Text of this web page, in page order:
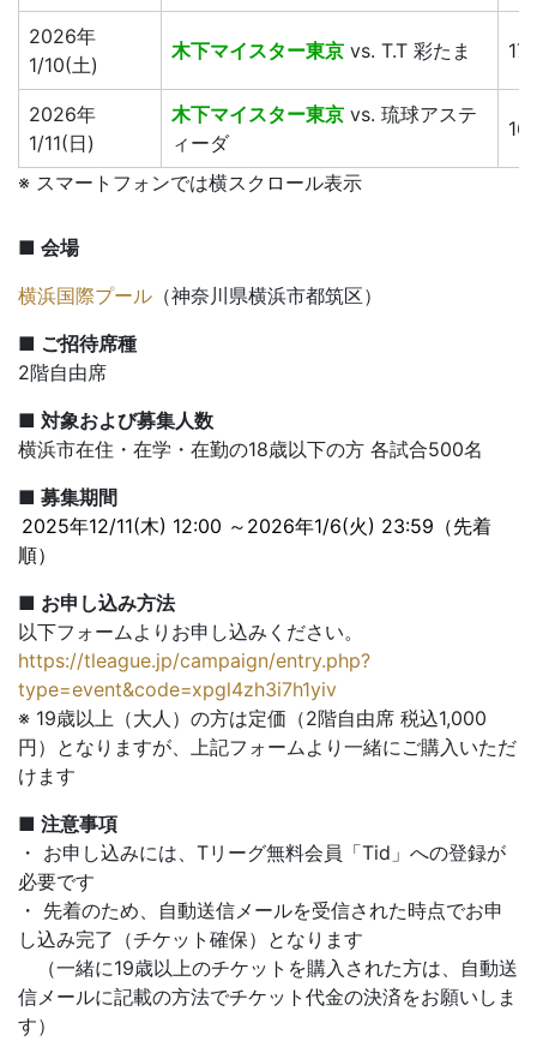
2026年
1/10(土)
木下マイスター東京 vs. T.T 彩たま
2026年
1/11(日)
木下マイスター東京 vs. 琉球アステ
ィーダ
※ スマートフォンでは横スクロール表示
■ 会場
横浜国際プール （神奈川県横浜市都筑区）
■ ご招待席種
2階自由席
■ 対象および募集人数
横浜市在住・在学・在勤の18歳以下の方 各試合500名
■ 募集期間
2025年12/11(木) 12:00 ～2026年1/6(火) 23:59（先着
順）
■ お申し込み方法
以下フォームよりお申し込みください。
https://tleague.jp/campaign/entry.php?
type=event&code=xpgl4zh3i7h1yiv
※ 19歳以上（大人）の方は定価（2階自由席 税込1,000
円）となりますが、上記フォームより一緒にご購入いただ
けます
■ 注意事項
・ お申し込みには、Tリーグ無料会員「Tid」への登録が
必要です
・ 先着のため、自動送信メールを受信された時点でお申
し込み完了（チケット確保）となります
（一緒に19歳以上のチケットを購入された方は、自動送
信メールに記載の方法でチケット代金の決済をお願いしま
す）